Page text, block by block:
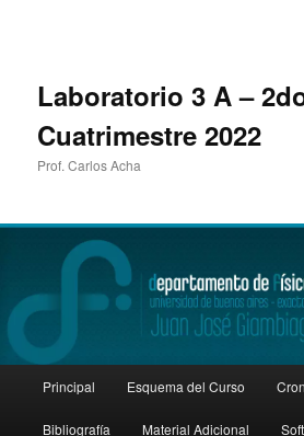
Laboratorio 3 A –
Cuatrimestre 2022
Prof. Carlos Acha
Skip
Principal Esquema del Curso
Bibliografía Material Adicional